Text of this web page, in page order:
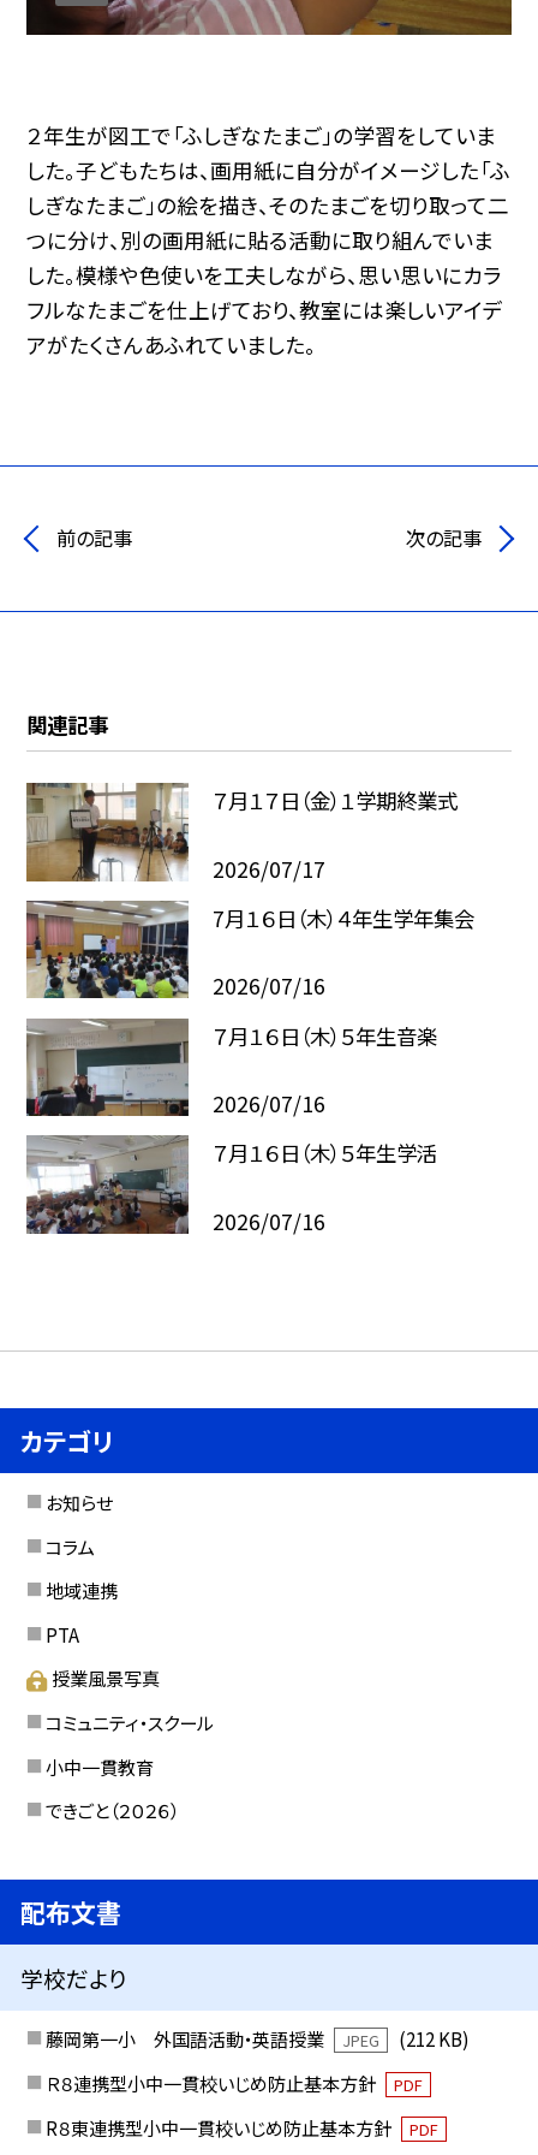
２年生が図工で「ふしぎなたまご」の学習をしていま
した。子どもたちは、画用紙に自分がイメージした「ふ
しぎなたまご」の絵を描き、そのたまごを切り取って二
つに分け、別の画用紙に貼る活動に取り組んでいま
した。模様や色使いを工夫しながら、思い思いにカラ
フルなたまごを仕上げており、教室には楽しいアイデ
アがたくさんあふれていました。
前の記事 次の記事
関連記事
７月１７日（金）１学期終業式
2026/07/17
7月１６日（木）４年生学年集会
2026/07/16
７月１６日（木）５年生音楽
2026/07/16
７月１６日（木）５年生学活
2026/07/16
カテゴリ
お知らせ
コラム
地域連携
PTA
授業風景写真
コミュニティ・スクール
小中一貫教育
できごと（２０２６）
配布文書
学校だより
藤岡第一小 外国語活動・英語授業 JPEG
(212 KB)
Ｒ８連携型小中一貫校いじめ防止基本方針
PDF
R８東連携型小中一貫校いじめ防止基本方針 PDF